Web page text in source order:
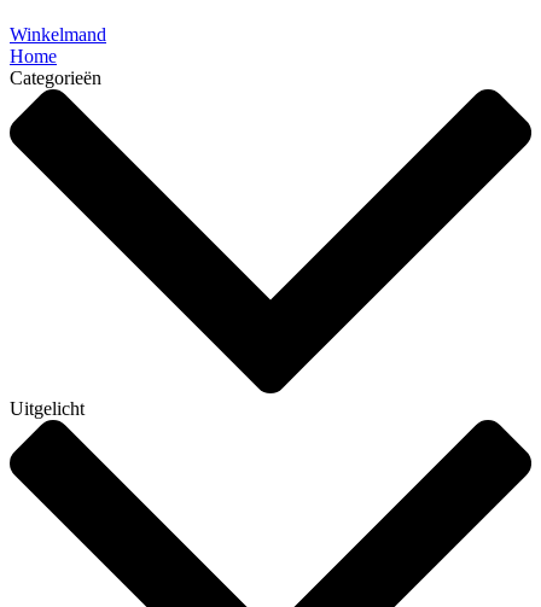
Winkelmand
Home
Categorieën
Uitgelicht